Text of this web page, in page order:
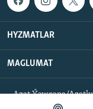
HYZMATLAR
MAGLUMAT
Azat Ýewropa/
hukuklar goralan.